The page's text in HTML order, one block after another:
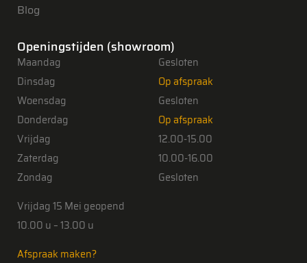
Blog
Openingstijden (showroom)
Maandag
Dinsdag
Woensdag
Donderdag
Vrijdag
Zaterdag
Zondag
Gesloten
Op afspraak
Gesloten
Op afspraak
12.00-15.00
10.00-16.00
Gesloten
Vrijdag 15 Mei geopend
10.00 u – 13.00 u
Afspraak maken?